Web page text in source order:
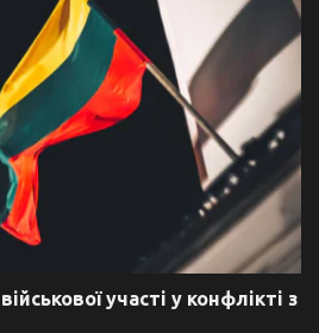
участі у конфлікті з